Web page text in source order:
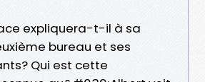
expliquera-t-il à sa
bureau et ses
Qui est cette